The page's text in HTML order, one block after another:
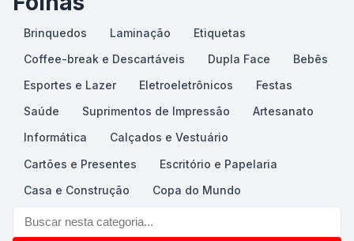
Brinquedos Laminação
Etiquetas
Coffee-break e Descartáveis
Dupla Face
Bebês
Esportes e Lazer
Eletroeletrônicos
Festas
Saúde
Suprimentos de Impressão
Artesanato
Informática
Calçados e Vestuário
Cartões e Presentes
Escritório e Papelaria
Casa e Construção
Copa do Mundo
Buscar nesta categoria